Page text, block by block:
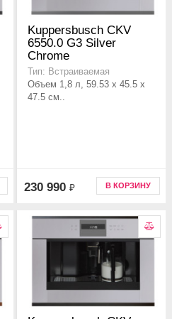
Kuppersbusch CKV
6550.0 G3 Silver
Chrome
Тип: Встраиваемая
Объем 1,8 л, 59.53 x 45.5 x
47.5 см..
230 990 ₽ В КОРЗИНУ